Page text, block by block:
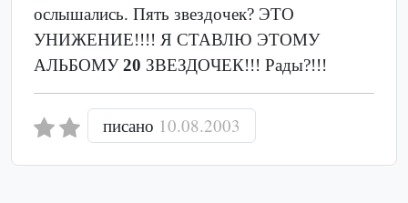
ослышались. Пять звездочек? ЭТО
УНИЖЕНИЕ!!!! Я СТАВЛЮ ЭТОМУ
АЛЬБОМУ20 ЗВЕЗДОЧЕК!!! Рады?!!!
писано 10.08.2003